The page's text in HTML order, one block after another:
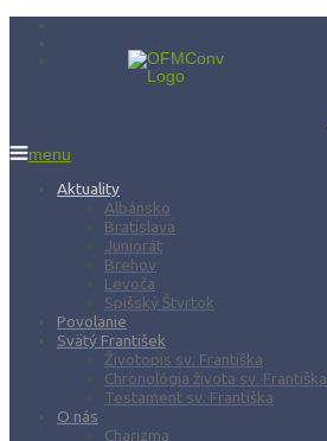
menu
Aktuality
Albánsko
Bratislava
Juniorát
Brehov
Levoča
Spišský Štvrtok
Povolanie
Svätý František
Životopis sv. Františka
Chronológia života sv. Františka
Testament sv. Františka
O nás
Charizma